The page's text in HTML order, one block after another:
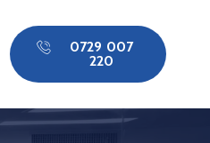
0729 007
220